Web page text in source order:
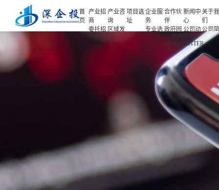
首
页
产业招
商
委托招
招商策
产业咨
询
区域发
项目选
址
企业服
务
专业选
投融资
服务
合作伙
伴
政府园
区
企业客
户
行业协
会
基金公
司
新闻中
心
公司动
产业观
察
关于
们
公司
介
人力
源
联系
产业咨询
新闻中心
NEWS CENTER